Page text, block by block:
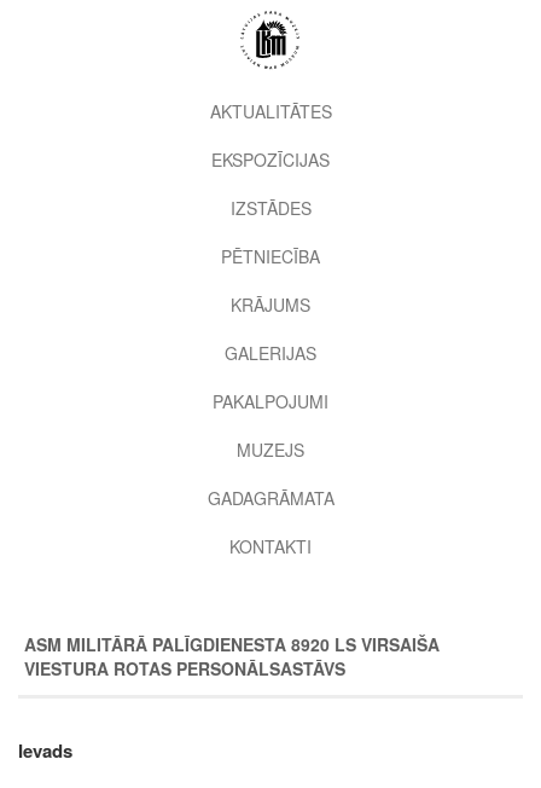
2nd
level
AKTUALITĀTES
EKSPOZĪCIJAS
IZSTĀDES
PĒTNIECĪBA
KRĀJUMS
GALERIJAS
PAKALPOJUMI
MUZEJS
GADAGRĀMATA
KONTAKTI
ASM MILITĀRĀ PALĪGDIENESTA 8920 LS VIRSAIŠA
VIESTURA ROTAS PERSONĀLSASTĀVS
Ievads